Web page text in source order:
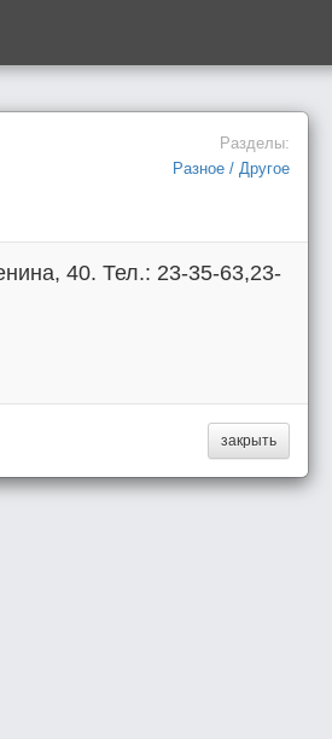
Разделы:
Разное / Другое
40. Тел.: 23-35-63,23-
закрыть